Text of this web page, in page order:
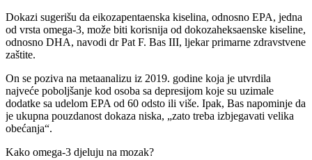
Dokazi sugerišu da eikozapentaenska kiselina, odnosno EPA, jedna
od vrsta omega-3, može biti korisnija od dokozaheksaenske kiseline,
odnosno DHA, navodi dr Pat F. Bas III, ljekar primarne zdravstvene
zaštite.
On se poziva na metaanalizu iz 2019. godine koja je utvrdila
najveće poboljšanje kod osoba sa depresijom koje su uzimale
dodatke sa udelom EPA od 60 odsto ili više. Ipak, Bas napominje da
je ukupna pouzdanost dokaza niska, „zato treba izbjegavati velika
obećanja“.
Kako omega-3 djeluju na mozak?